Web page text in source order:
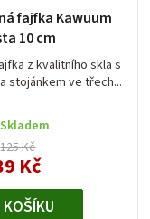
fajfka Kawuum
10 cm
z kvalitního skla s
stojánkem ve třech...
hodnocení
produktu
je
5,0
5
hvězdiček.
Skladem
125 Kč
Kč
KOŠÍKU